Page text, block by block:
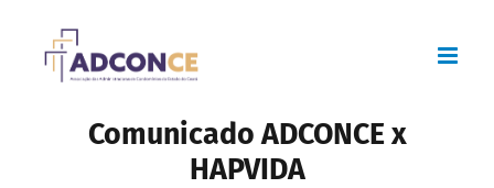
content
Comunicado ADCONCE x
HAPVIDA